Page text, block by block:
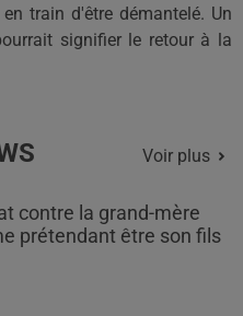
train d'être démantelé. Un
signifier le retour à la
Voir plus
contre la grand-mère
prétendant être son fils